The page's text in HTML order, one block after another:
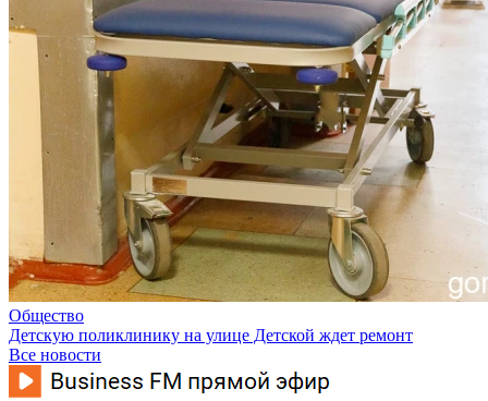
Общество
Детскую поликлинику на улице Детской ждет ремонт
Все новости